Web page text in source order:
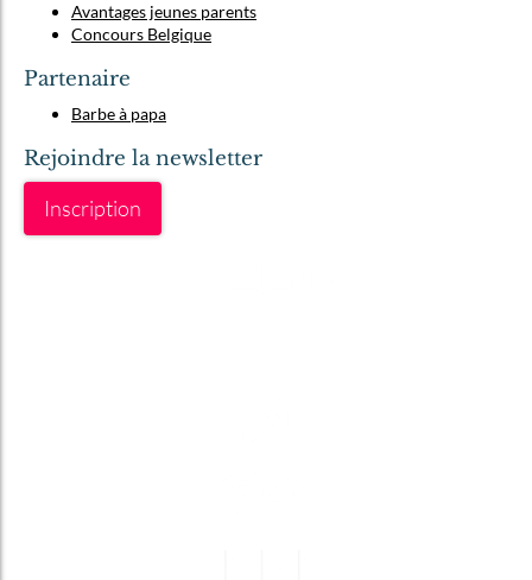
Avantages jeunes parents
Concours Belgique
Partenaire
Barbe à papa
Rejoindre la newsletter
Inscription